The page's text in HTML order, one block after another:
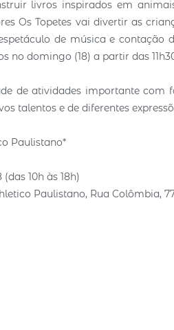
livros inspirados em
Os Topetes vai divertir as
de música e contação
no domingo (18) a partir das
de atividades importante com
talentos e de diferentes
Paulistano*
10h às 18h)
Paulistano, Rua Colômbia,